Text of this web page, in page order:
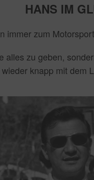
HANS IM
zum
zu geben,
knapp mit dem